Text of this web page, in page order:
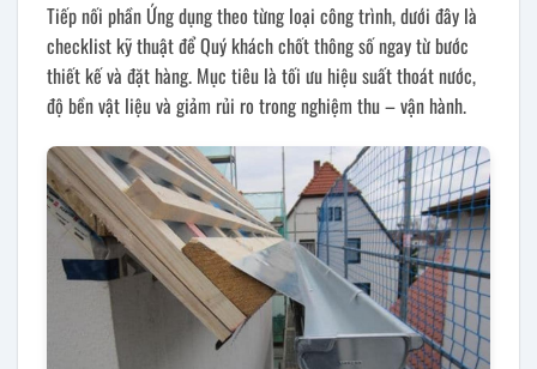
Tiếp nối phần Ứng dụng theo từng loại công trình, dưới đây là
checklist kỹ thuật để Quý khách chốt thông số ngay từ bước
thiết kế và đặt hàng. Mục tiêu là tối ưu hiệu suất thoát nước,
độ bền vật liệu và giảm rủi ro trong nghiệm thu – vận hành.